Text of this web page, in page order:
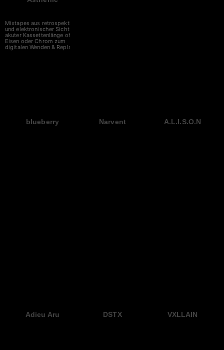
Mixtapes aus retrospektiver
und elektronischer Sicht in
akuter Kassettenlänge ohne
Eisen oder Chrom zum
digitalen Wenden & Replay.
blueberry Narvent A.L.I.S.O.N
Adieu Aru DSTX VXLLAIN